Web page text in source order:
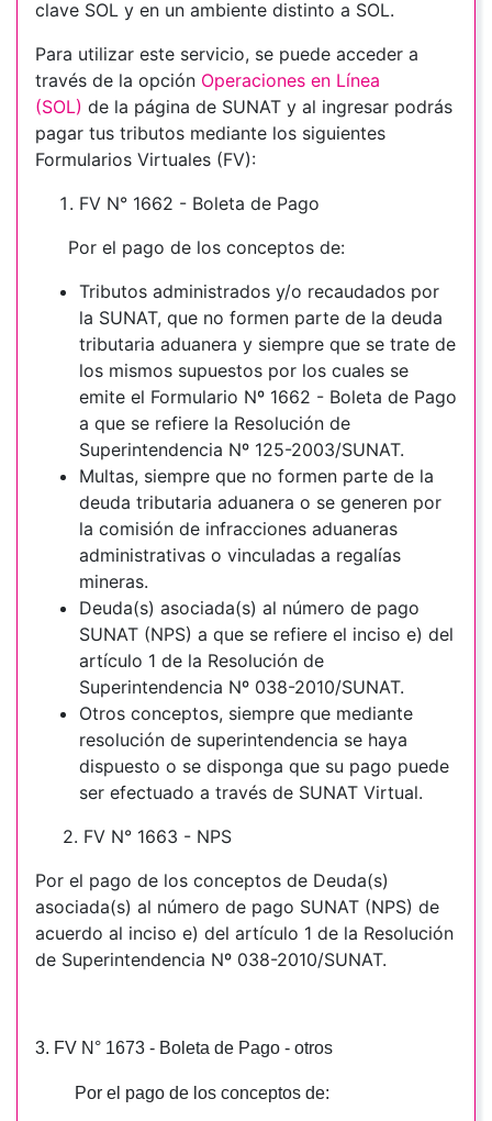
clave SOL y en un ambiente distinto a SOL.
Para utilizar este servicio, se puede acceder a
través de la opción Operaciones en Línea
(SOL) de la página de SUNAT y al ingresar podrás
pagar tus tributos mediante los siguientes
Formularios Virtuales (FV):
FV N° 1662 - Boleta de Pago
Por el pago de los conceptos de:
Tributos administrados y/o recaudados por
la SUNAT, que no formen parte de la deuda
tributaria aduanera y siempre que se trate de
los mismos supuestos por los cuales se
emite el Formulario Nº 1662 - Boleta de Pago
a que se refiere la Resolución de
Superintendencia Nº 125-2003/SUNAT.
Multas, siempre que no formen parte de la
deuda tributaria aduanera o se generen por
la comisión de infracciones aduaneras
administrativas o vinculadas a regalías
mineras.
Deuda(s) asociada(s) al número de pago
SUNAT (NPS) a que se refiere el inciso e) del
artículo 1 de la Resolución de
Superintendencia Nº 038-2010/SUNAT.
Otros conceptos, siempre que mediante
resolución de superintendencia se haya
dispuesto o se disponga que su pago puede
ser efectuado a través de SUNAT Virtual.
2. FV N° 1663 - NPS
Por el pago de los conceptos de Deuda(s)
asociada(s) al número de pago SUNAT (NPS) de
acuerdo al inciso e) del artículo 1 de la Resolución
de Superintendencia Nº 038-2010/SUNAT.
3. FV N° 1673 - Boleta de Pago - otros
Por el pago de los conceptos de: